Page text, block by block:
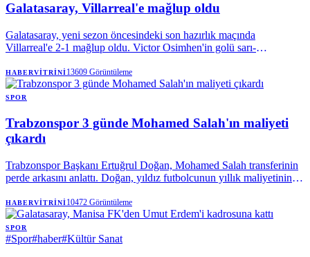
Galatasaray, Villarreal'e mağlup oldu
Galatasaray, yeni sezon öncesindeki son hazırlık maçında
Villarreal'e 2-1 mağlup oldu. Victor Osimhen'in golü sarı-
ve tribünlerden yükselen transfer tepkisi karşılaşmaya damga vurdu.
HABERVITRINI13609 Görüntüleme
SPOR
Trabzonspor 3 günde Mohamed Salah'ın maliyeti
çıkardı
Trabzonspor Başkanı Ertuğrul Doğan, Mohamed Salah transferinin
perde arkasını anlattı. Doğan, yıldız futbolcunun yıllık maliyetinin
liralık kombine satıldığını belirtti. Bordo-mavililerde 18 binle kulüp
tarihinin kombine rekoru kırılırken, yeni hedef 25 bin olarak
belirlendi.
HABERVITRINI10472 Görüntüleme
SPOR
#Spor#haber#Kültür Sanat